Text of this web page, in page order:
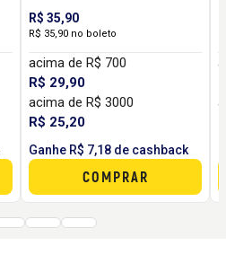
R$ 35,90
R$ 35,90 no boleto
acima de R$ 700
R$ 29,90
acima de R$ 3000
R$ 25,20
Ganhe R$ 7,18 de cashback
COMPRAR